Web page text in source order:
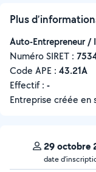
Plus
Auto-Entrepreneur /
Numéro SIRET :
Code APE : 43.21A
Effectif : -
Entreprise créée en
29 octobre
date